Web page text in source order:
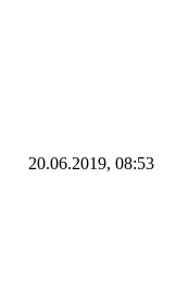
20.06.2019, 08:53